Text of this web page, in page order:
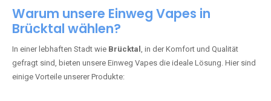
Warum unsere Einweg Vapes in
Brücktal wählen?
In einer lebhaften Stadt wie Brücktal , in der Komfort und Qualität
gefragt sind, bieten unsere Einweg Vapes die ideale Lösung. Hier sind
einige Vorteile unserer Produkte: